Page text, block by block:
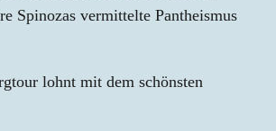
Spinozas vermittelte Pantheismus
lohnt mit dem schönsten